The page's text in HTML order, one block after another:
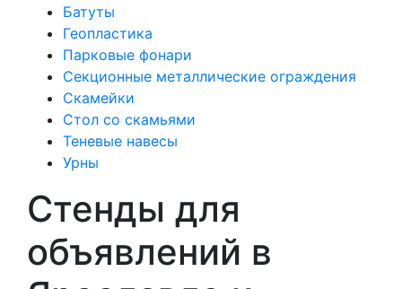
Батуты
Геопластика
Парковые фонари
Секционные металлические ограждения
Скамейки
Стол со скамьями
Теневые навесы
Урны
Стенды для
объявлений в